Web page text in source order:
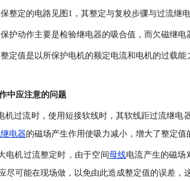
整定的电路见图1，其整定与复校步骤与过流继
护动作主要是检验继电器的吸合值，而欠磁继电
定值是以所保护电机的额定电流和电机的过载
中应注意的问题
机过流时，使用短接软线时，其软线距过流继电
电器的磁场产生作用使吸力减小，增大了整定值
电机过流整定时，由于空间母线电流产生的磁场
尽可能在现场做，以免由此造成整定值的误差，